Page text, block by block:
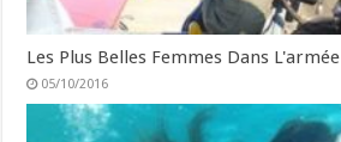
Les Plus Belles Femmes Dans L'armée
05/10/2016